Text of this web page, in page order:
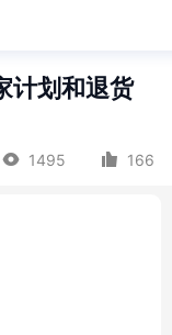
计划和退货
1495 166